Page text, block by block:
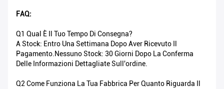
FAQ:
Q1 Qual È Il Tuo Tempo Di Consegna?
A Stock: Entro Una Settimana Dopo Aver Ricevuto Il
Pagamento.Nessuno Stock: 30 Giorni Dopo La Conferma
Delle Informazioni Dettagliate Sull'ordine.
Q2 Come Funziona La Tua Fabbrica Per Quanto Riguarda Il